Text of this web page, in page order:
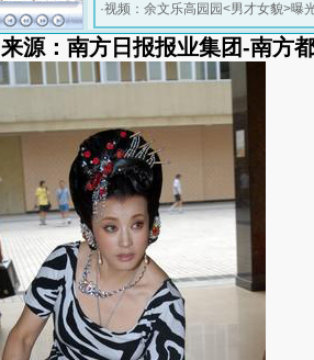
·视频：余文乐高园园<男才女貌>曝
来源：南方日报报业集团-南方